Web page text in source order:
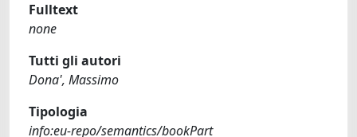
Fulltext
none
Tutti gli autori
Dona', Massimo
Tipologia
info:eu-repo/semantics/bookPart